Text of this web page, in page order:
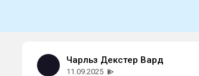
Чарльз Декстер Вард
11.09.2025